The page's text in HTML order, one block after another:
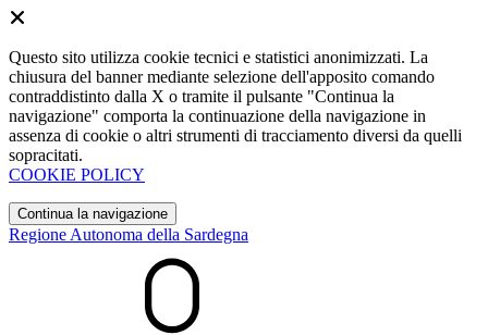
Questo sito utilizza cookie tecnici e statistici anonimizzati. La
chiusura del banner mediante selezione dell'apposito comando
contraddistinto dalla X o tramite il pulsante "Continua la
navigazione" comporta la continuazione della navigazione in
assenza di cookie o altri strumenti di tracciamento diversi da quelli
sopracitati.
COOKIE POLICY
Continua la navigazione
Regione Autonoma della Sardegna